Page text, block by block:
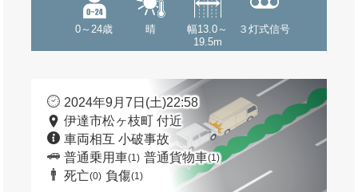
0～24歳 晴
幅13.0～
19.5m
３灯式信号
2024年9月7日(土)22:58
伊達市松ヶ枝町 付近
車両相互 小破事故
普通乗用車(1) 普通貨物車(1)
死亡(0) 負傷(1)